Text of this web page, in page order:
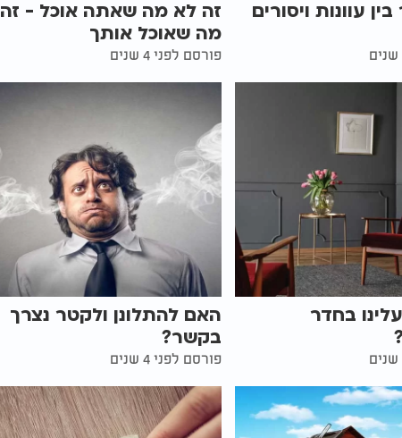
עוונות ויסורים
זה לא מה שאתה אוכל - זה
מה שאוכל אותך
פורסם לפני 4 שנים
בחדר
האם להתלונן ולקטר נצרך
בקשר?
פורסם לפני 4 שנים